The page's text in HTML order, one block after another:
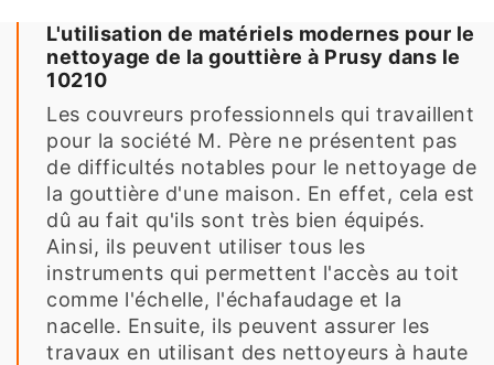
L'utilisation de matériels modernes pour le
nettoyage de la gouttière à Prusy dans le
10210
Les couvreurs professionnels qui travaillent
pour la société M. Père ne présentent pas
de difficultés notables pour le nettoyage de
la gouttière d'une maison. En effet, cela est
dû au fait qu'ils sont très bien équipés.
Ainsi, ils peuvent utiliser tous les
instruments qui permettent l'accès au toit
comme l'échelle, l'échafaudage et la
nacelle. Ensuite, ils peuvent assurer les
travaux en utilisant des nettoyeurs à haute